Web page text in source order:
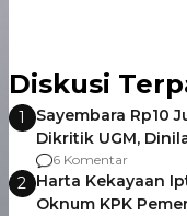
Diskusi
1
Sayembara Rp10
Dikritik UGM,
Gagalnya Negara
6 Komentar
2 Harta Kekayaan
Oknum KPK